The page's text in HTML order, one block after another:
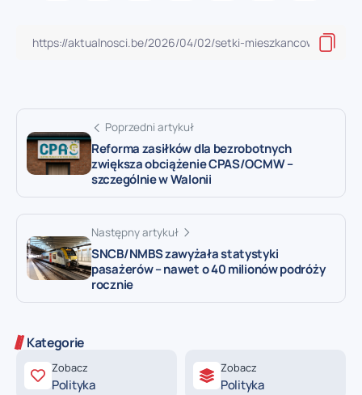
Poprzedni artykuł
Reforma zasiłków dla bezrobotnych
zwiększa obciążenie CPAS/OCMW –
szczególnie w Walonii
Następny artykuł
SNCB/NMBS zawyżała statystyki
pasażerów – nawet o 40 milionów podróży
rocznie
Kategorie
Zobacz
Polityka
Zobacz
Polityka